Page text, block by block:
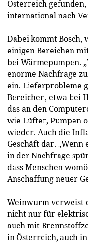
Österreich gefunden,
international nach
Dabei kommt
einigen Bereichen
bei Wärmepumpen.
enorme Nachfrage
ein. Lieferprobleme
Bereichen, etwa bei
das an den
wie Lüfter, Pumpen
wieder. Auch die
Geschäft dar.
in der Nachfrage
dass Menschen
Anschaffung neuer
Weinwurm verweist
nicht nur für
auch mit
in Österreich, auch